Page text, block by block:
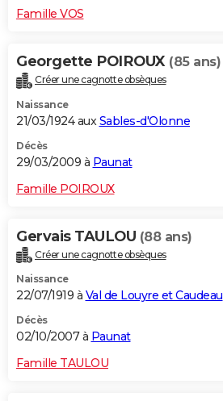
Famille VOS
Georgette POIROUX (85 ans)
Créer une cagnotte obsèques
Naissance
21/03/1924 aux Sables-d'Olonne
Décès
29/03/2009 à Paunat
Famille POIROUX
Gervais TAULOU (88 ans)
Créer une cagnotte obsèques
Naissance
22/07/1919 à Val de Louyre et Caudeau
Décès
02/10/2007 à Paunat
Famille TAULOU